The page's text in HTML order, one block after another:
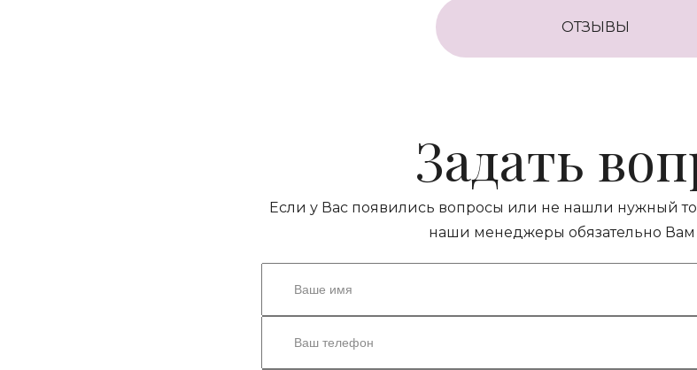
ОТЗЫВЫ
Задать
Если у Вас появились вопросы или не нашли нужный
наши менеджеры обязательно Вам